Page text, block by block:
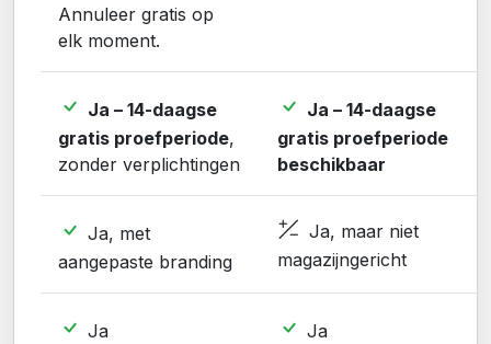
Annuleer gratis op
elk moment.
Ja – 14-daagse
gratis proefperiode,
zonder verplichtingen
Ja – 14-daagse
gratis proefperiode
beschikbaar
Ja, met
aangepaste branding
Ja, maar niet
magazijngericht
Ja Ja